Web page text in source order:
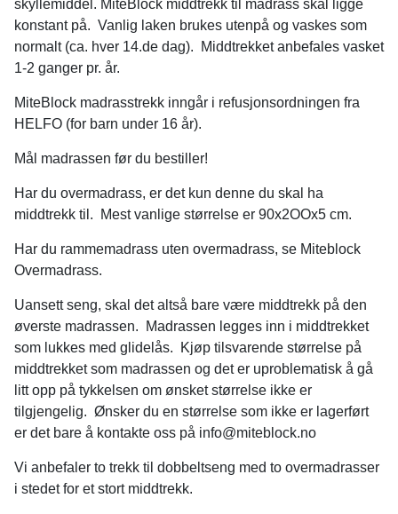
skyllemiddel. MiteBlock middtrekk til madrass skal ligge
konstant på. Vanlig laken brukes utenpå og vaskes som
normalt (ca. hver 14.de dag). Middtrekket anbefales vasket
1-2 ganger pr. år.
MiteBlock madrasstrekk inngår i refusjonsordningen fra
HELFO (for barn under 16 år).
Mål madrassen før du bestiller!
Har du overmadrass, er det kun denne du skal ha
middtrekk til. Mest vanlige størrelse er 90x2OOx5 cm.
Har du rammemadrass uten overmadrass, se Miteblock
Overmadrass.
Uansett seng, skal det altså bare være middtrekk på den
øverste madrassen. Madrassen legges inn i middtrekket
som lukkes med glidelås. Kjøp tilsvarende størrelse på
middtrekket som madrassen og det er uproblematisk å gå
litt opp på tykkelsen om ønsket størrelse ikke er
tilgjengelig. Ønsker du en størrelse som ikke er lagerført
er det bare å kontakte oss på info@miteblock.no
Vi anbefaler to trekk til dobbeltseng med to overmadrasser
i stedet for et stort middtrekk.